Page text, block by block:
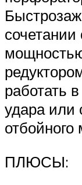
сочетании
работать
удара или
отбойного
ПЛЮСЫ: